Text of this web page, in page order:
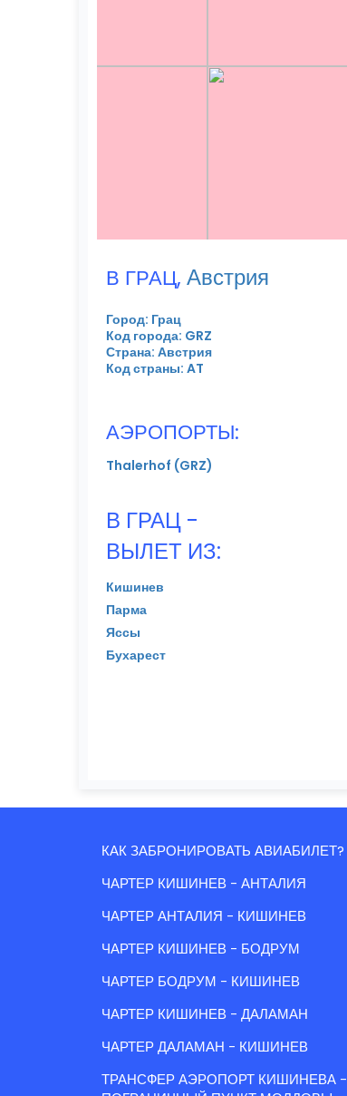
В ГРАЦ, Австрия
Город: Грац
Код города: GRZ
Страна: Австрия
Код страны: AT
АЭРОПОРТЫ:
Thalerhof (GRZ)
В ГРАЦ -
ВЫЛЕТ ИЗ:
Кишинев
Парма
Яссы
Бухарест
КАК ЗАБРОНИРОВАТЬ АВИАБИЛЕТ?
ЧАРТЕР КИШИНЕВ - АНТАЛИЯ
ЧАРТЕР АНТАЛИЯ - КИШИНЕВ
ЧАРТЕР КИШИНЕВ - БОДРУМ
ЧАРТЕР БОДРУМ - КИШИНЕВ
ЧАРТЕР КИШИНЕВ - ДАЛАМАН
ЧАРТЕР ДАЛАМАН - КИШИНЕВ
ТРАНСФЕР АЭРОПОРТ КИШИНЕВА -